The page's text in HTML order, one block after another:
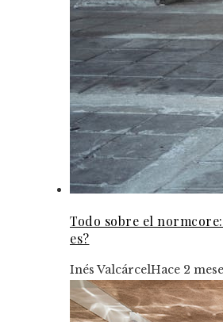
Todo sobre el
es?
Inés ValcárcelHace 2